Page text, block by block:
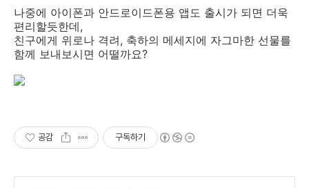
나중에 아이폰과 안드로이드폰용 앱도 출시가 되면 더욱
편리할듯한데,
친구에게 위로나 격려, 축하의 메세지에 자그마한 선물를
함께 보내보시면 어떨까요?
공감 구독하기